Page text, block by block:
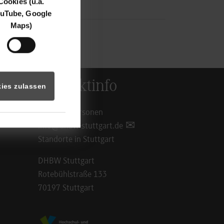
Google
Maps)
zulassenKontaktinfo
Ansprechpersonen
info@dhbw-stuttgart.de
Standorte in Stuttgart
DHBW Stuttgart
Rotebühlstraße 133
70197 Stuttgart